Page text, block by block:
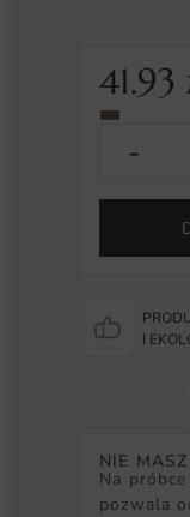
41.93
I
NIE
Na
pozwala